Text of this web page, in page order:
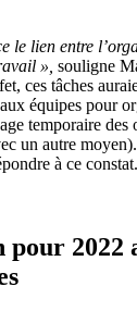
le lien entre
», souligne
ces tâches
équipes pour
temporaire des
un autre
à ce constat.
pour 2022